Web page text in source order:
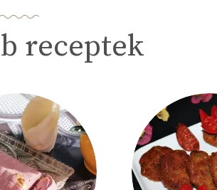
receptek